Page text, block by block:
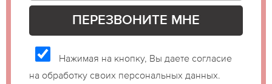
Нажимая на кнопку, Вы даете согласие
на обработку своих персональных данных.